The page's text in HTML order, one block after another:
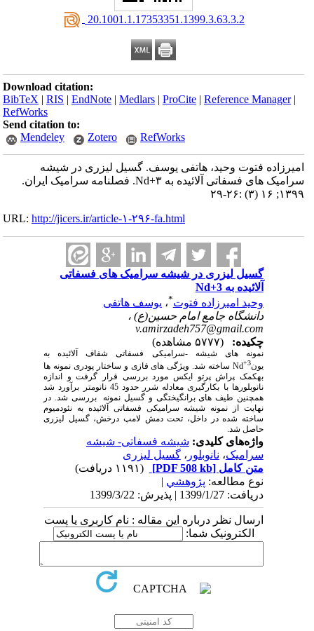
‎ 20.1001.1.17353351.1399.3.63.3.2
Download citation:
BibTeX |RIS |EndNote |Medlars |ProCite |Reference Manager
RefWorks
Send citation to:
Mendeley
Zotero RefWorks
امیرزاده فتوت وحید، هاتفی یوسف. گسیل لیزری در شیشه
سرامیک های فسفاتی آلائیده به Nd+۳. فصلنامه سرامیک ایران.
۱۳۹۹; ۱۶ (۳) :۲۶-۲۹
URL:http://jicers.ir/article-۱-۲۹۶-fa.html
گسیل لیزری در شیشه سرامیک های فسفاتی
آلائیده به Nd+3
وحید امیرزاده فتوت* ،یوسف هاتفی
دانشگاه جامع امام حسین(ع) ،
v.amirzadeh757@gmail.com
چکیده:
نمونه های شیشه -سرامیکی فسفاتی شفاف آلائیده به
یون
Nd+3
ساخته شد. ویژگی های فازی و ساختار پودری نمونه­ ها
به­کمک پراش پرتو ایکس مورد بررسی قرار گرفت و اندازه
نانوبلورها با بکارگیری معادله شرر حدود 45 نانومتر برآورد شد
همچنین طیف های برانگیختگی و گسیل نمونه بررسی شد. در
نهایت از نمونه شیشه سرامیکی فسفاتی آلائیده به نئودمیوم
ساخته شده در داخل، تحت دمش لامپ درخش، گسیل لیزری
حاصل شد.
واژه‌های کلیدی:شیشه فسفاتی- شیشه
سرامیک،نانوبلور، گسیل لیزری
متن کامل[PDF 508 kb]
نوع مطالعه:پژوهشي|
دریافت: 1399/1/27 | پذیرش: 1399/3/22
ارسال نظر درباره این مقاله : نام کاربری یا پست
الکترونیک شما: